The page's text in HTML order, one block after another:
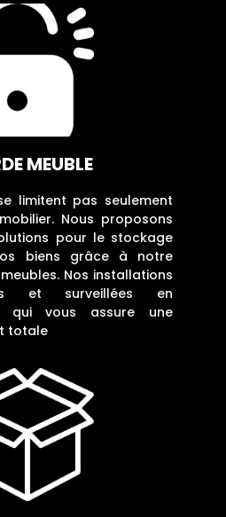
MEUBLE
limitent pas seulement
Nous proposons
pour le stockage
biens grâce à notre
Nos installations
et surveillées en
qui vous assure une
totale​